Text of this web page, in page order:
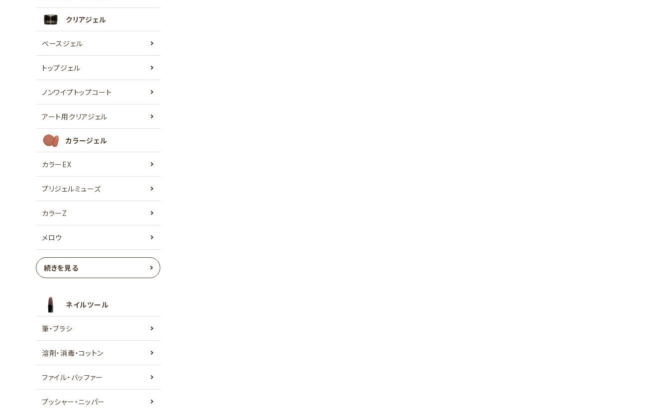
クリアジェル
ベースジェル
トップジェル
ノンワイプトップコート
アート用クリアジェル
カラージェル
カラーEX
プリジェルミューズ
カラーZ
メロウ
続きを見る
ネイルツール
筆・ブラシ
溶剤・消毒・コットン
ファイル・バッファー
プッシャー・ニッパー